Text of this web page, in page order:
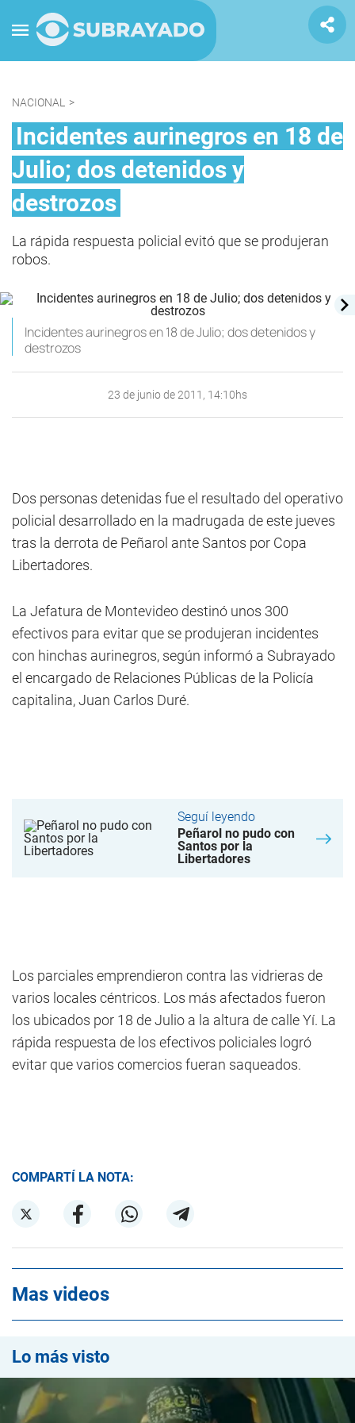
NACIONAL >
Incidentes aurinegros en 18 de
Julio; dos detenidos y
destrozos
La rápida respuesta policial evitó que se produjeran
robos.
Incidentes aurinegros en 18 de Julio; dos detenidos y
destrozos
23 de junio de 2011, 14:10hs
Dos personas detenidas fue el resultado del operativo
policial desarrollado en la madrugada de este jueves
tras la derrota de Peñarol ante Santos por Copa
Libertadores.
La Jefatura de Montevideo destinó unos 300
efectivos para evitar que se produjeran incidentes
con hinchas aurinegros, según informó a Subrayado
el encargado de Relaciones Públicas de la Policía
capitalina, Juan Carlos Duré.
Seguí leyendo
Peñarol no pudo con
Santos por la
Libertadores
Los parciales emprendieron contra las vidrieras de
varios locales céntricos. Los más afectados fueron
los ubicados por 18 de Julio a la altura de calle Yí. La
rápida respuesta de los efectivos policiales logró
evitar que varios comercios fueran saqueados.
COMPARTÍ LA NOTA:
Mas videos
Lo más visto